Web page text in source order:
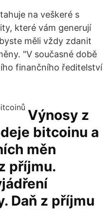
na veškeré s
které vám generují
měli vždy zdanit
"V současné době
finančního ředitelství
Výnosy z
bitcoinu a
měn
příjmu.
Daň z příjmu